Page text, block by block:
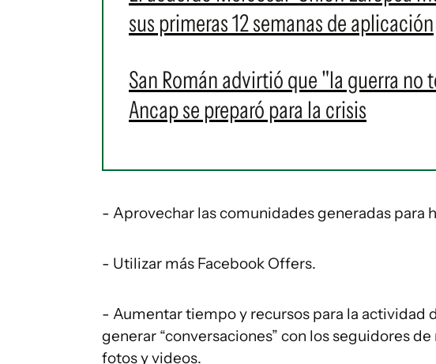
sus primeras 12 semanas de aplicación
San Román advirtió que "la guerra
Ancap se preparó para la crisis
- Aprovechar las comunidades generadas para
- Utilizar más Facebook Offers.
- Aumentar tiempo y recursos para la actividad
generar “conversaciones” con los seguidores
fotos y videos.